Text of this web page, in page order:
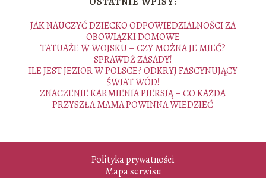
JAK NAUCZYĆ DZIECKO ODPOWIEDZIALNOŚCI ZA
OBOWIĄZKI DOMOWE
TATUAŻE W WOJSKU – CZY MOŻNA JE MIEĆ?
SPRAWDŹ ZASADY!
ILE JEST JEZIOR W POLSCE? ODKRYJ FASCYNUJĄCY
ŚWIAT WÓD!
ZNACZENIE KARMIENIA PIERSIĄ – CO KAŻDA
PRZYSZŁA MAMA POWINNA WIEDZIEĆ
Polityka prywatności
Mapa serwisu